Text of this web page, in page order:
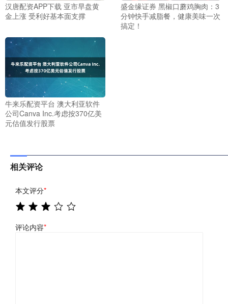
汉唐配资APP下载 亚市早盘黄
金上涨 受利好基本面支撑
盛金缘证券 黑椒口蘑鸡胸肉：3
分钟快手减脂餐，健康美味一次
搞定！
牛来乐配资平台 澳大利亚软件
公司Canva Inc.考虑按370亿美
元估值发行股票
相关评论
本文评分*
评论内容*